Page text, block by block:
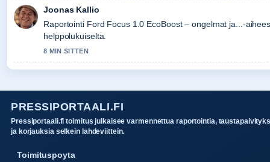
Joonas Kallio
Raportointi Ford Focus 1.0 EcoBoost – ongelmat ja...-
helppolukuiselta.
8 MIN SITTEN
PRESSIPORTAALI.FI
Pressiportaali.fi toimitus julkaisee varmennettua raportointia,
ja korjauksia selkein lahdeviittein.
Toimituspoyta